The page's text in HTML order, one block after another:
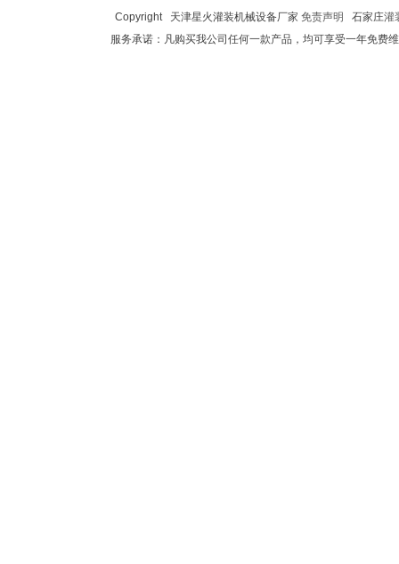
Copyright 天津星火灌装机械设备厂家 免责声明 石家庄灌
服务承诺：凡购买我公司任何一款产品，均可享受一年免